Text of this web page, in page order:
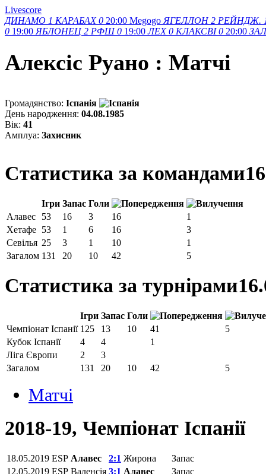
Livescore
ДИНАМО 1 КАРАБАХ 0 20:00 Megogo ЯГЕЛЛОН 2 РЕЙНДЖ.
0 19:00 ЯБЛОНЕЦ 2 РФШ 0 19:00 ЛЕХ 0 КЛАКСВІ 0 20:00
Алексіс Руано : Матчi
Громадянство: Іспанія
День народження: 04.08.1985
Вік: 41
Амплуа: Захисник
Статистика за командами
Ігри Запас Голи
Алавес
53 16 3 16
1
Хетафе 53 1 6 16
3
Севілья 25 3 1 10
1
Загалом 131 20 10 42 5
Статистика за турнірами
Ігри Запас Голи
Чемпiонат Іспанії 125 13 10 41
5
Кубок Іспанії
4 4
1
Ліга Європи
2
3
Загалом
131 20 10 42 5
Матчi
2018-19, Чемпiонат Іспанії
18.05.2019 ESP Алавес 2:1 Жирона
Запас
12.05.2019 ESP Валенсія 3:1 Алавес Запас